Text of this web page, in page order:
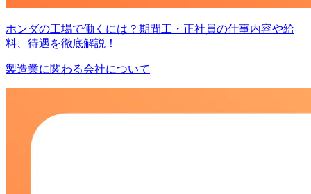
ホンダの工場で働くには？期間工・正社員の仕事内容や給
料、待遇を徹底解説！
製造業に関わる会社について